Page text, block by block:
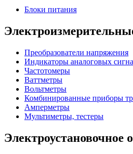
Блоки питания
Преобразователи напряжения
Индикаторы аналоговых
Частотомеры
Ваттметры
Вольтметры
Комбинированные приборы
Амперметры
Мультиметры, тестеры
Электроустановочное